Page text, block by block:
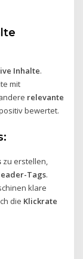
Inhalte.
mit
relevante
bewertet.
zu erstellen,
Tags.
klare
die Klickrate